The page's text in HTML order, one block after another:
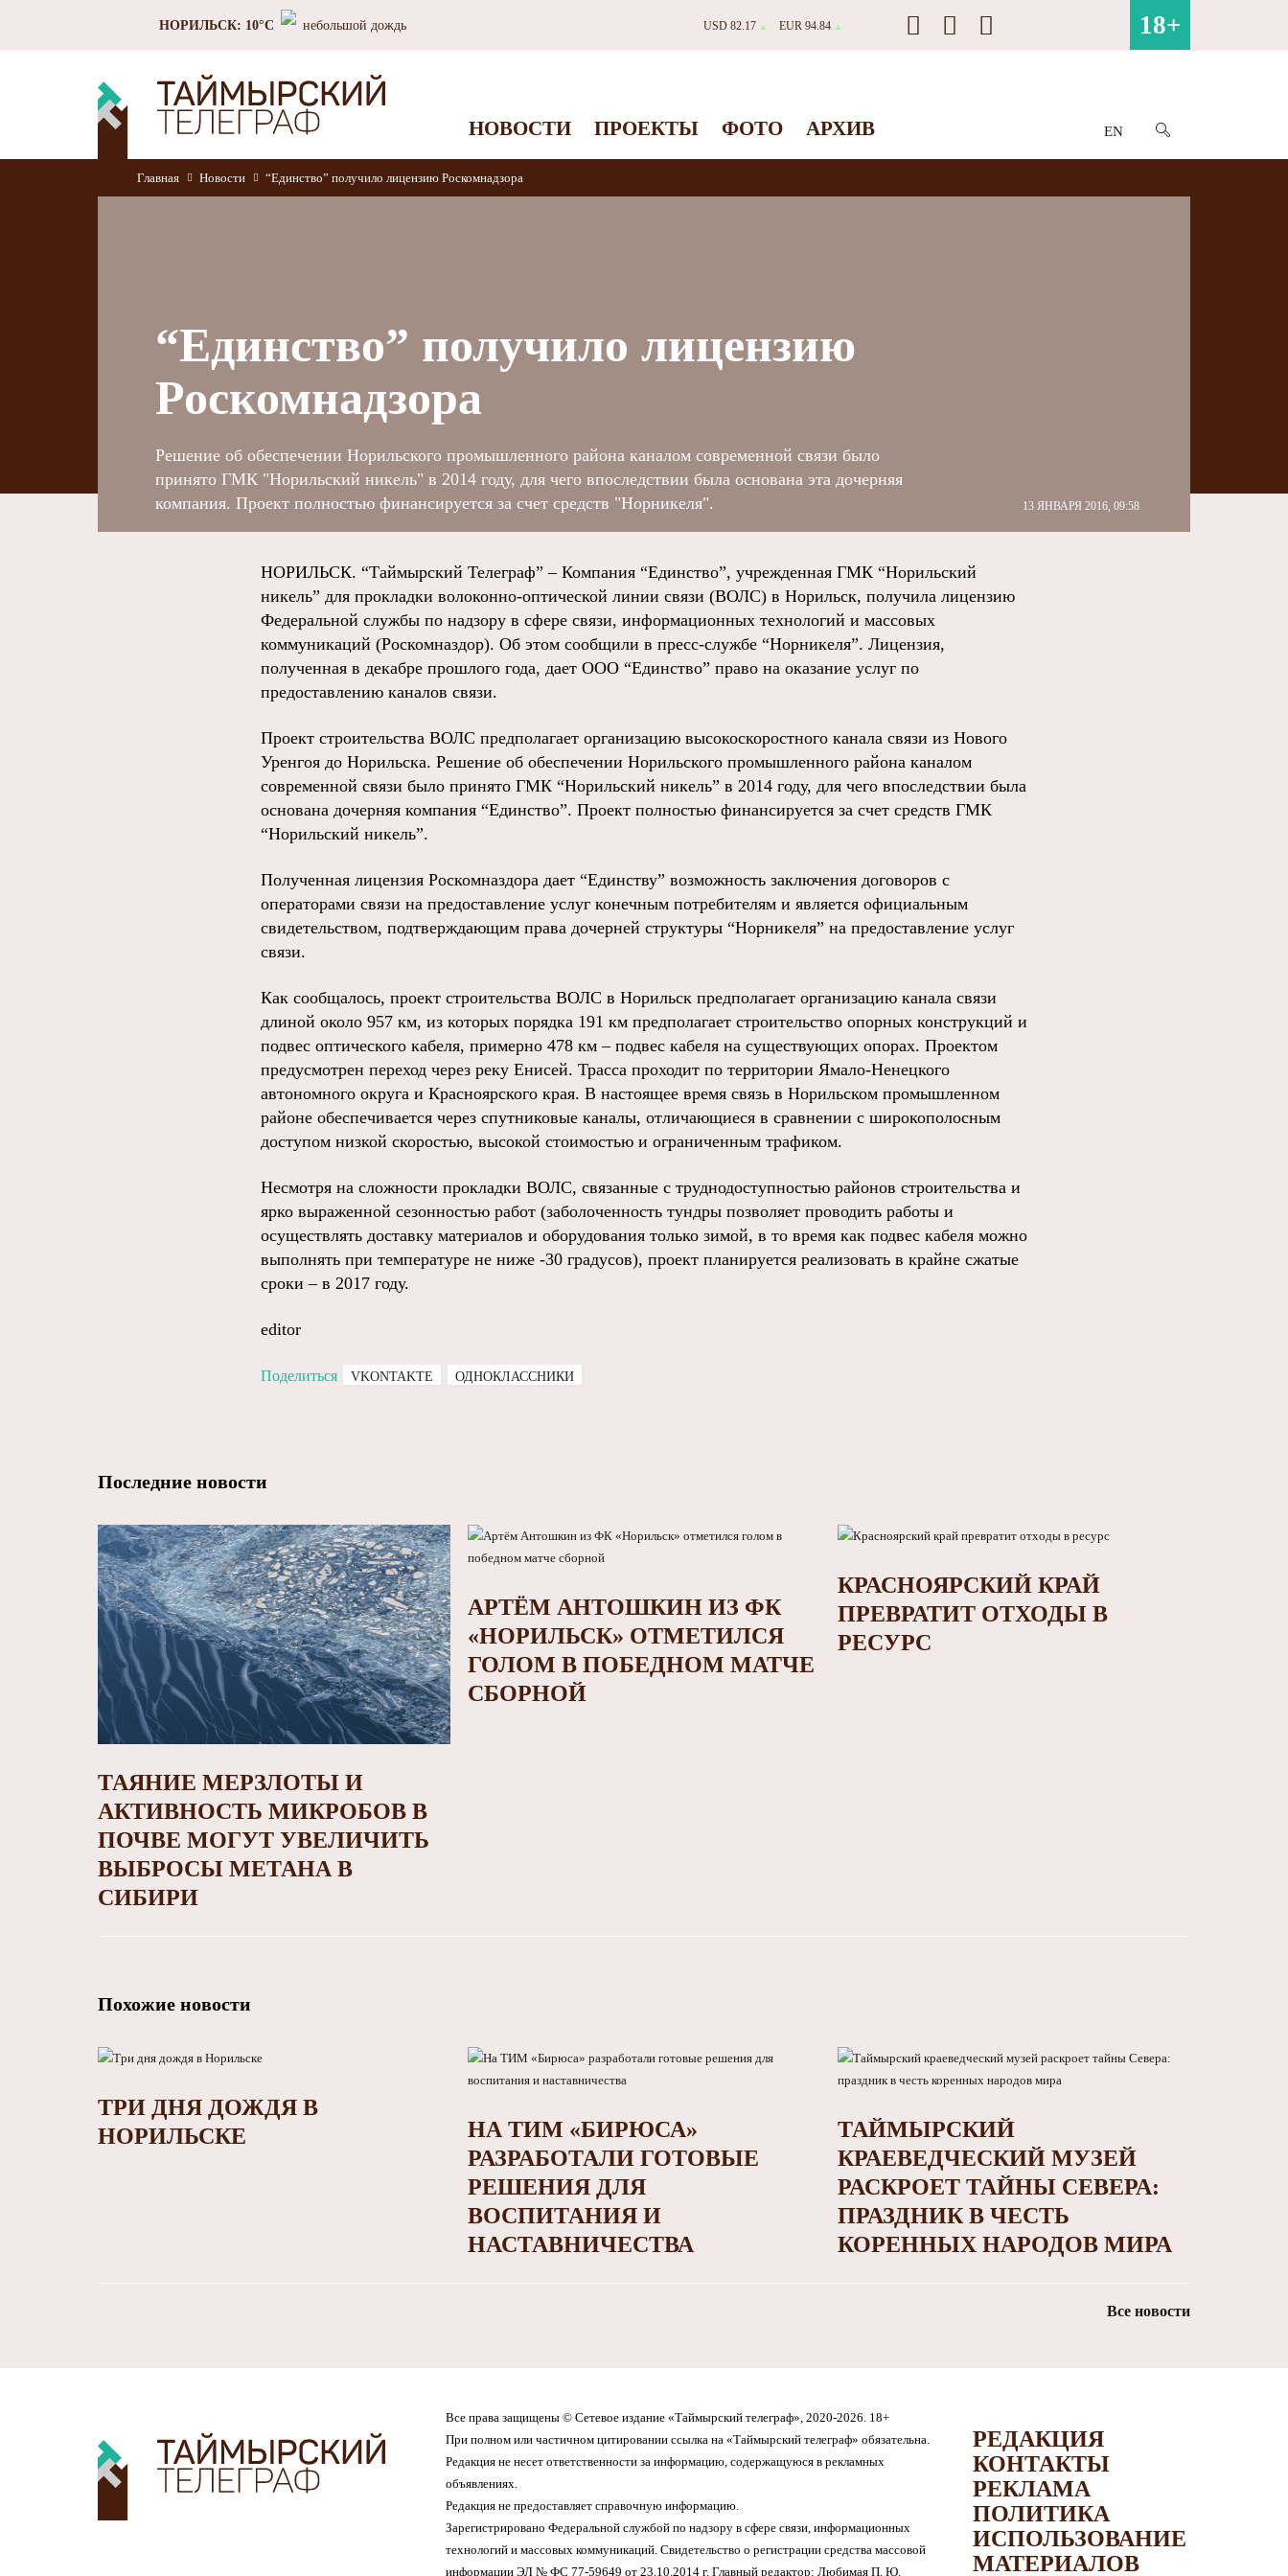
НОРИЛЬСК: 10°C небольшой дождь USD 82.17 ▲ EUR 94.84 ▲ 18+
НОВОСТИ ПРОЕКТЫ ФОТО АРХИВ EN
Главная Новости “Единство” получило лицензию Роскомнадзора
“Единство” получило лицензию
Роскомнадзора
13 ЯНВАРЯ 2016, 09:58
Решение об обеспечении Норильского промышленного района каналом современной связи было
принято ГМК "Норильский никель" в 2014 году, для чего впоследствии была основана эта дочерняя
компания. Проект полностью финансируется за счет средств "Норникеля".
НОРИЛЬСК. “Таймырский Телеграф” – Компания “Единство”, учрежденная ГМК “Норильский
никель” для прокладки волоконно-оптической линии связи (ВОЛС) в Норильск, получила лицензию
Федеральной службы по надзору в сфере связи, информационных технологий и массовых
коммуникаций (Роскомназдор). Об этом сообщили в пресс-службе “Норникеля”. Лицензия,
полученная в декабре прошлого года, дает ООО “Единство” право на оказание услуг по
предоставлению каналов связи.
Проект строительства ВОЛС предполагает организацию высокоскоростного канала связи из Нового
Уренгоя до Норильска. Решение об обеспечении Норильского промышленного района каналом
современной связи было принято ГМК “Норильский никель” в 2014 году, для чего впоследствии была
основана дочерняя компания “Единство”. Проект полностью финансируется за счет средств ГМК
“Норильский никель”.
Полученная лицензия Роскомназдора дает “Единству” возможность заключения договоров с
операторами связи на предоставление услуг конечным потребителям и является официальным
свидетельством, подтверждающим права дочерней структуры “Норникеля” на предоставление услуг
связи.
Как сообщалось, проект строительства ВОЛС в Норильск предполагает организацию канала связи
длиной около 957 км, из которых порядка 191 км предполагает строительство опорных конструкций и
подвес оптического кабеля, примерно 478 км – подвес кабеля на существующих опорах. Проектом
предусмотрен переход через реку Енисей. Трасса проходит по территории Ямало-Ненецкого
автономного округа и Красноярского края. В настоящее время связь в Норильском промышленном
районе обеспечивается через спутниковые каналы, отличающиеся в сравнении с широкополосным
доступом низкой скоростью, высокой стоимостью и ограниченным трафиком.
Несмотря на сложности прокладки ВОЛС, связанные с труднодоступностью районов строительства и
ярко выраженной сезонностью работ (заболоченность тундры позволяет проводить работы и
осуществлять доставку материалов и оборудования только зимой, в то время как подвес кабеля можно
выполнять при температуре не ниже -30 градусов), проект планируется реализовать в крайне сжатые
сроки – в 2017 году.
editor
Поделиться VKONTAKTE ОДНОКЛАССНИКИ
Последние новости
ТАЯНИЕ МЕРЗЛОТЫ И
АКТИВНОСТЬ МИКРОБОВ В
ПОЧВЕ МОГУТ УВЕЛИЧИТЬ
ВЫБРОСЫ МЕТАНА В
СИБИРИ
АРТЁМ АНТОШКИН ИЗ ФК
«НОРИЛЬСК» ОТМЕТИЛСЯ
ГОЛОМ В ПОБЕДНОМ МАТЧЕ
СБОРНОЙ
КРАСНОЯРСКИЙ КРАЙ
ПРЕВРАТИТ ОТХОДЫ В
РЕСУРС
Похожие новости
ТРИ ДНЯ ДОЖДЯ В
НОРИЛЬСКЕ
НА ТИМ «БИРЮСА»
РАЗРАБОТАЛИ ГОТОВЫЕ
РЕШЕНИЯ ДЛЯ
ВОСПИТАНИЯ И
НАСТАВНИЧЕСТВА
ТАЙМЫРСКИЙ
КРАЕВЕДЧЕСКИЙ МУЗЕЙ
РАСКРОЕТ ТАЙНЫ СЕВЕРА:
ПРАЗДНИК В ЧЕСТЬ
КОРЕННЫХ НАРОДОВ МИРА
Все новости
Все права защищены © Сетевое издание «Таймырский телеграф», 2020-2026. 18+
При полном или частичном цитировании ссылка на «Таймырский телеграф» обязательна.
Редакция не несет ответственности за информацию, содержащуюся в рекламных
объявлениях.
Редакция не предоставляет справочную информацию.
Зарегистрировано Федеральной службой по надзору в сфере связи, информационных
технологий и массовых коммуникаций. Свидетельство о регистрации средства массовой
информации ЭЛ № ФС 77-59649 от 23.10.2014 г. Главный редактор: Любимая П. Ю.
РЕДАКЦИЯ
КОНТАКТЫ
РЕКЛАМА
ПОЛИТИКА
ИСПОЛЬЗОВАНИЕ
МАТЕРИАЛОВ